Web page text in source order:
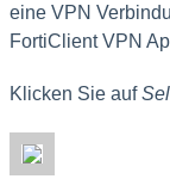
eine VPN
FortiClient VPN
Klicken Sie auf